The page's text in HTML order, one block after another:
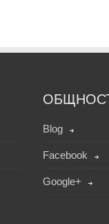
Blog
Facebook
Google+